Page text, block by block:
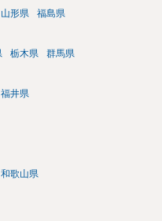
資料をしっかりと揃えて、
山形県 福島県
栃木県 群馬県
福井県
和歌山県